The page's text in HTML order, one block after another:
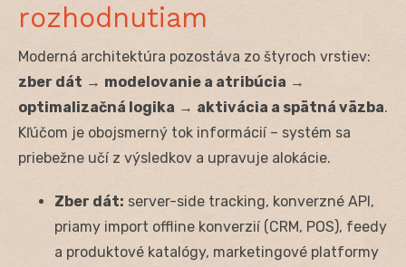
rozhodnutiam
Moderná architektúra pozostáva zo štyroch vrstiev:
zber dát → modelovanie a atribúcia →
optimalizačná logika → aktivácia a spätná väzba.
Kľúčom je obojsmerný tok informácií – systém sa
priebežne učí z výsledkov a upravuje alokácie.
Zber dát: server-side tracking, konverzné API,
priamy import offline konverzií (CRM, POS), feedy
a produktové katalógy, marketingové platformy